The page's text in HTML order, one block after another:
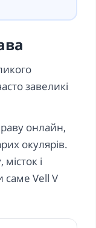
завеликі
онлайн,
окулярів.
і
саме Vell V